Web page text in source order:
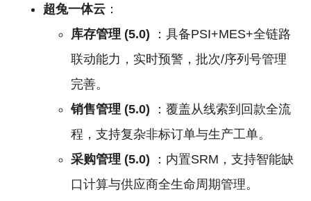
超兔一体云 ：
库存管理 (5.0) ：具备PSI+MES+全链路
联动能力，实时预警，批次/序列号管理
完善。
销售管理 (5.0) ：覆盖从线索到回款全流
程，支持复杂非标订单与生产工单。
采购管理 (5.0) ：内置SRM，支持智能缺
口计算与供应商全生命周期管理。